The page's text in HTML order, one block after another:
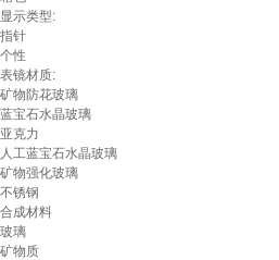
显示类型:
指针
个性
表镜材质:
矿物防花玻璃
蓝宝石水晶玻璃
亚克力
人工蓝宝石水晶玻璃
矿物强化玻璃
不锈钢
合成材料
玻璃
矿物质